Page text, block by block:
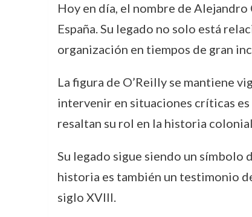
Hoy en día, el nombre de
España. Su legado no solo está
organización en tiempos de gran
La figura de O’Reilly se mantiene
intervenir en situaciones críticas
resaltan su rol en la historia
Su legado sigue siendo un símbolo
historia es también un testimonio
siglo XVIII.